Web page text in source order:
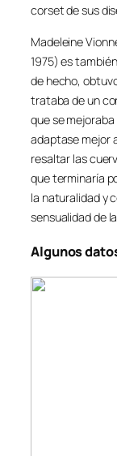
corset de sus
Madeleine
1975) es
de hecho,
trataba de un
que se
adaptase mejor
resaltar las
que terminaría
la naturalidad y
sensualidad de
Algunos